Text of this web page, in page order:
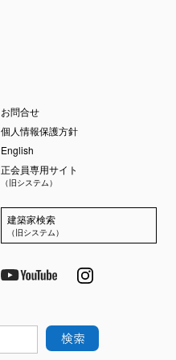
お問合せ
個人情報保護方針
English
正会員専用サイト
（旧システム）
建築家検索
（旧システム）